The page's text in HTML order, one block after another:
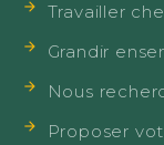
Travailler
Grandir
Nous
Proposer